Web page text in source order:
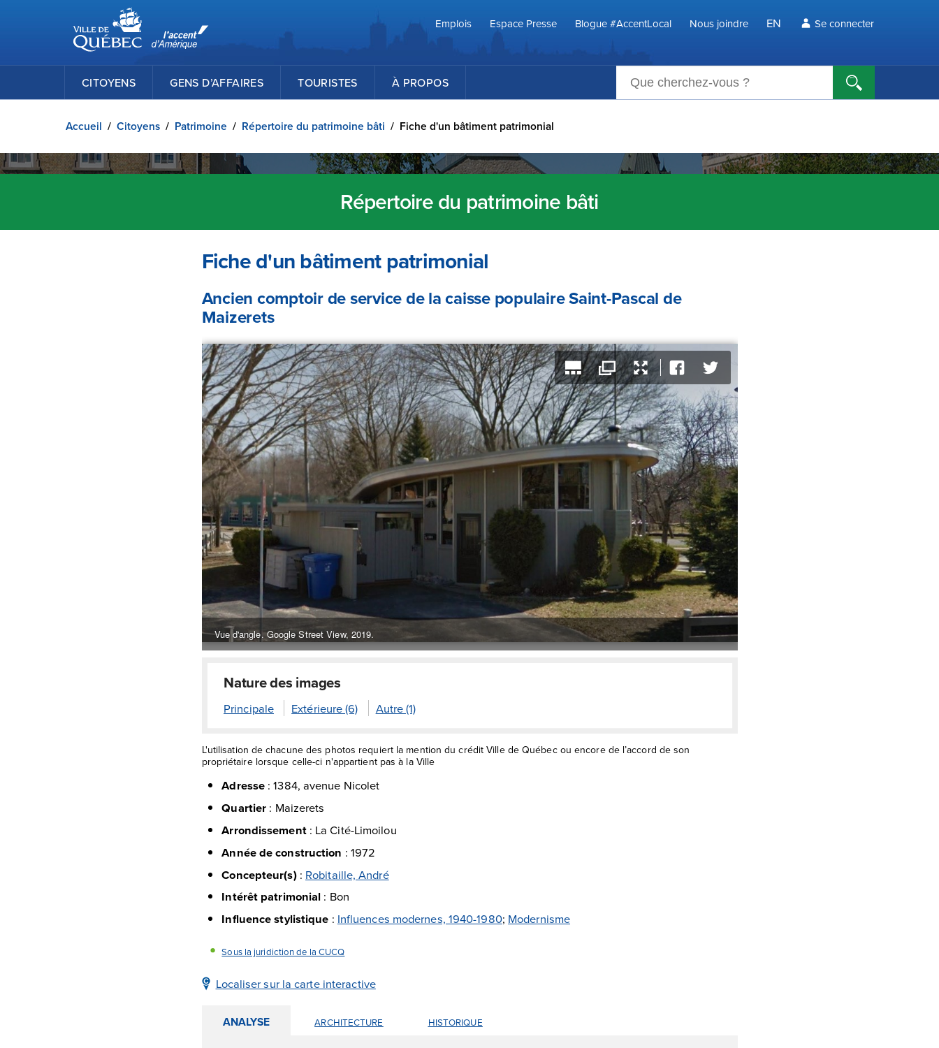
Passer au contenu principal
Ville de Québec
Emplois
Espace Presse Blogue #AccentLocal Nous joindre EN Se connecter
CITOYENS GENS D’AFFAIRES TOURISTES À PROPOS
Accueil / Citoyens / Patrimoine / Répertoire du patrimoine bâti / Fiche d'un bâtiment patrimonial
Répertoire du patrimoine bâti
Fiche d'un bâtiment patrimonial
Ancien comptoir de service de la caisse populaire Saint-Pascal de
Maizerets
Vue d'angle. Google Street View, 2019.
Nature des images
Principale Extérieure (6) Autre (1)
L'utilisation de chacune des photos requiert la mention du crédit Ville de Québec ou encore de l’accord de son
propriétaire lorsque celle-ci n'appartient pas à la Ville
Adresse :1384, avenue Nicolet
Quartier : Maizerets
Arrondissement: La Cité-Limoilou
Année de construction : 1972
Concepteur(s): Robitaille, André
Intérêt patrimonial : Bon
Influence stylistique : Influences modernes, 1940-1980; Modernisme
Sous la juridiction de la CUCQ
Localiser sur la carte interactive
ANALYSE ARCHITECTURE HISTORIQUE